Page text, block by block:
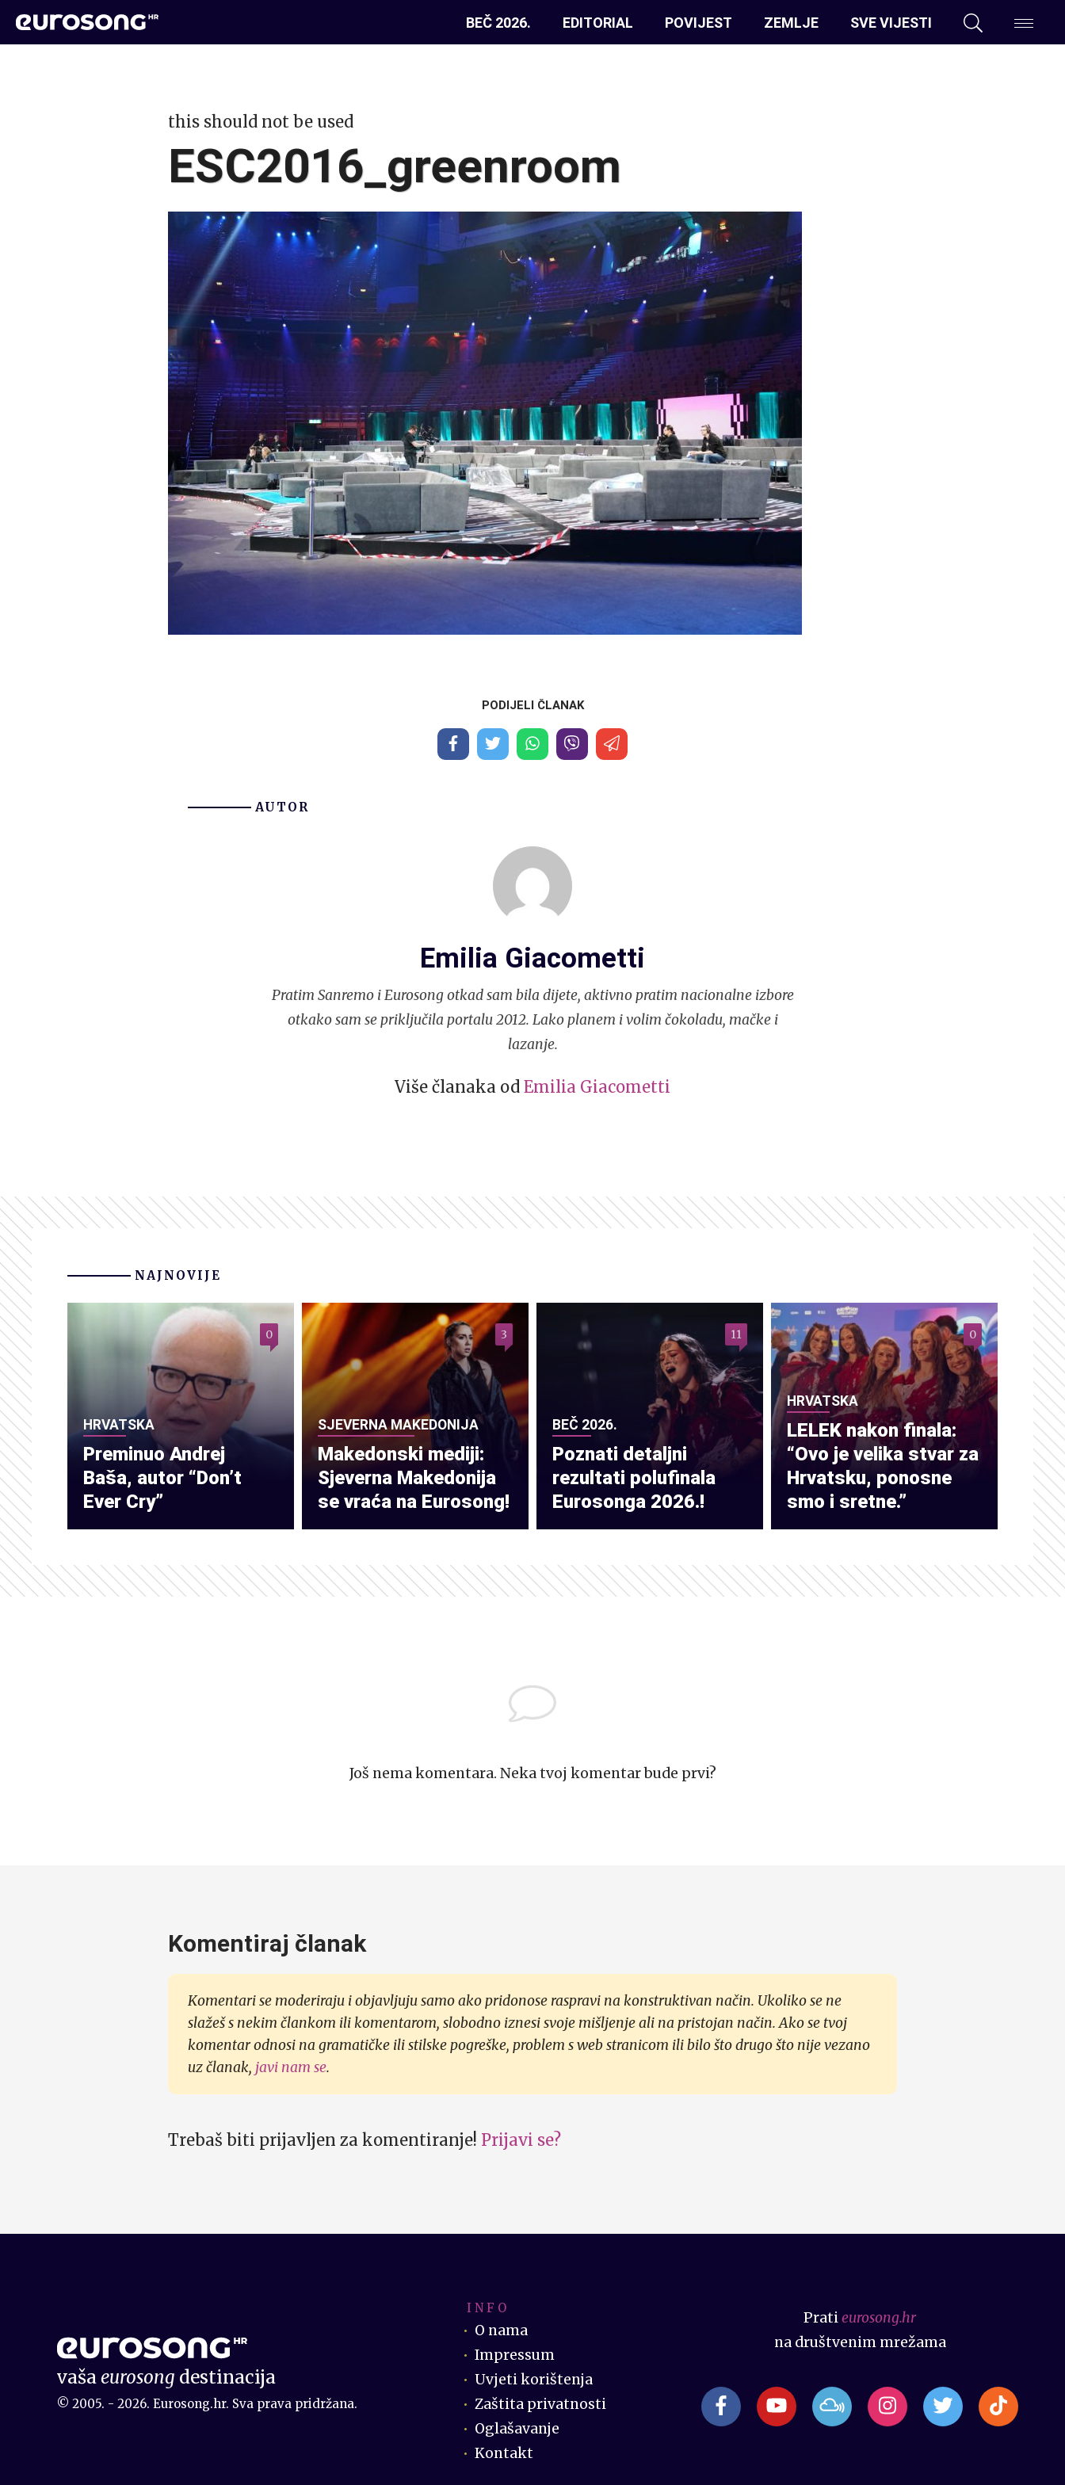
BEČ 2026. EDITORIAL POVIJEST ZEMLJE SVE VIJESTI
this should not be used
ESC2016_greenroom
PODIJELI ČLANAK
AUTOR
Emilia Giacometti
Pratim Sanremo i Eurosong otkad sam bila dijete, aktivno pratim nacionalne izbore
otkako sam se priključila portalu 2012. Lako planem i volim čokoladu, mačke i
lazanje.
Više članaka od Emilia Giacometti
NAJNOVIJE
HRVATSKA
Preminuo Andrej
Baša, autor “Don’t
Ever Cry”
0
SJEVERNA MAKEDONIJA
Makedonski mediji:
Sjeverna Makedonija
se vraća na Eurosong!
3
BEČ 2026.
Poznati detaljni
rezultati polufinala
Eurosonga 2026.!
11
HRVATSKA
LELEK nakon finala:
“Ovo je velika stvar za
Hrvatsku, ponosne
smo i sretne.”
0
Još nema komentara. Neka tvoj komentar bude prvi?
Komentiraj članak
Komentari se moderiraju i objavljuju samo ako pridonose raspravi na konstruktivan način. Ukoliko se ne
slažeš s nekim člankom ili komentarom, slobodno iznesi svoje mišljenje ali na pristojan način. Ako se tvoj
komentar odnosi na gramatičke ili stilske pogreške, problem s web stranicom ili bilo što drugo što nije vezano
uz članak, javi nam se.
Trebaš biti prijavljen za komentiranje! Prijavi se?
vašaeurosong destinacija
© 2005. - 2026. Eurosong.hr. Sva prava pridržana.
I N F O
O nama
Impressum
Uvjeti korištenja
Zaštita privatnosti
Oglašavanje
Kontakt
Pratieurosong.hr
na društvenim mrežama